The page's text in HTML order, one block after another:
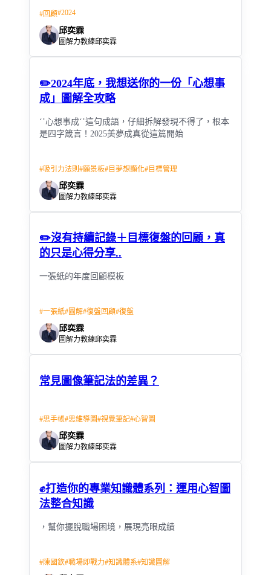
#回顧#2024
邱奕霖
圖解力教練邱奕霖
✏️2024年底，我想送你的一份「心想事
成」圖解全攻略
‘’心想事成‘’這句成語，仔細拆解發現不得了，根本
是四字箴言！2025美夢成真從這篇開始
#吸引力法則 #願景板#目夢想顯化#目標管理
邱奕霖
圖解力教練邱奕霖
✏️沒有持續記錄＋目標復盤的回顧，真
的只是心得分享..
一張紙的年度回顧模板
#一張紙#圖解#復盤回顧#復盤
邱奕霖
圖解力教練邱奕霖
常見圖像筆記法的差異？
#思手帳#思維導圖#視覺筆記#心智圖
邱奕霖
圖解力教練邱奕霖
✊打造你的專業知識體系列：運用心智圖
法整合知識
，幫你擺脫職場困境，展現亮眼成績
#陳國欽#職場即戰力#知識體系#知識圖解